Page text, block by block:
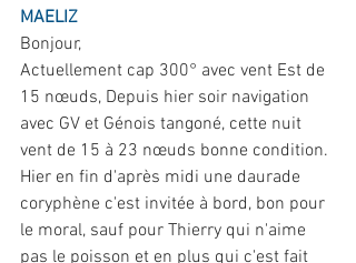
MAELIZ
Bonjour,
Actuellement cap 300° avec vent Est de
15 nœuds, Depuis hier soir navigation
avec GV et Génois tangoné, cette nuit
vent de 15 à 23 nœuds bonne condition.
Hier en fin d'après midi une daurade
coryphène c'est invitée à bord, bon pour
le moral, sauf pour Thierry qui n'aime
pas le poisson et en plus qui c'est fait